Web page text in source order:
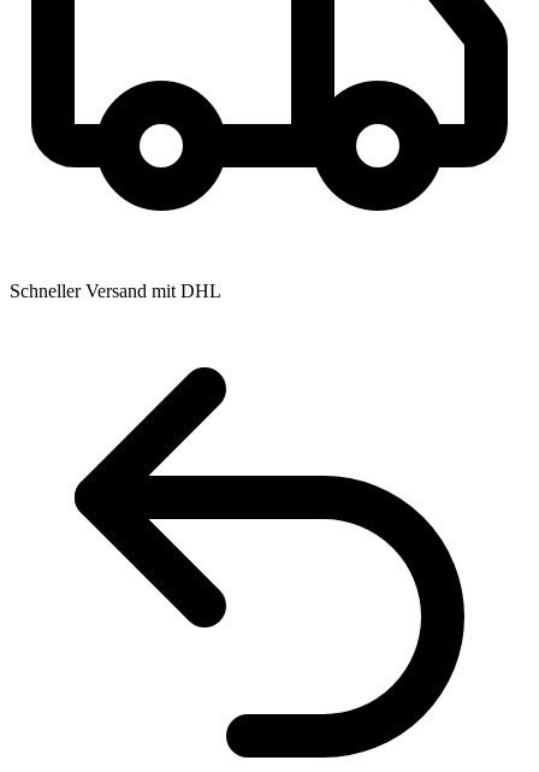
Schneller Versand mit DHL